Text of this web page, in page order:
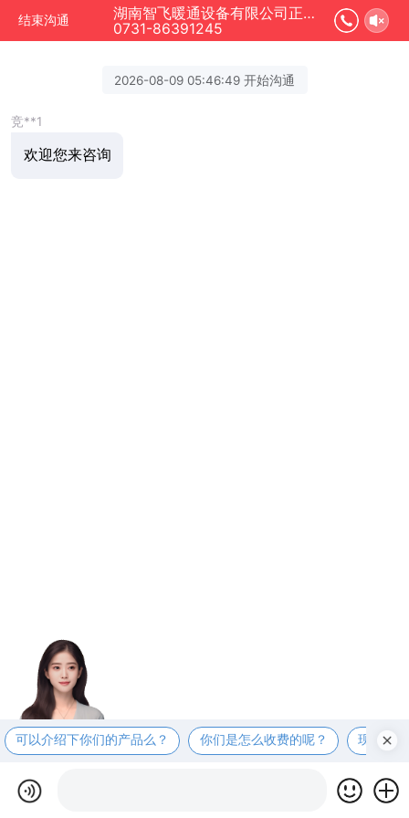
结束沟通
湖南智飞暖通设备有限公司正在为您服务
0731-86391245
2026-08-09 05:46:49 开始沟通
竞**1
欢迎您来咨询
可以介绍下你们的产品么？ 你们是怎么收费的呢？ 现在有